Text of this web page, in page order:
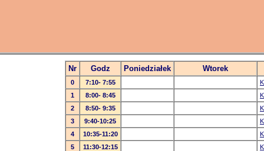
Nr Godz Poniedziałek Wtorek
0 7:10- 7:55
1
8:00- 8:45
2
8:50- 9:35
3
9:40-10:25
4
10:35-11:20
5
11:30-12:15